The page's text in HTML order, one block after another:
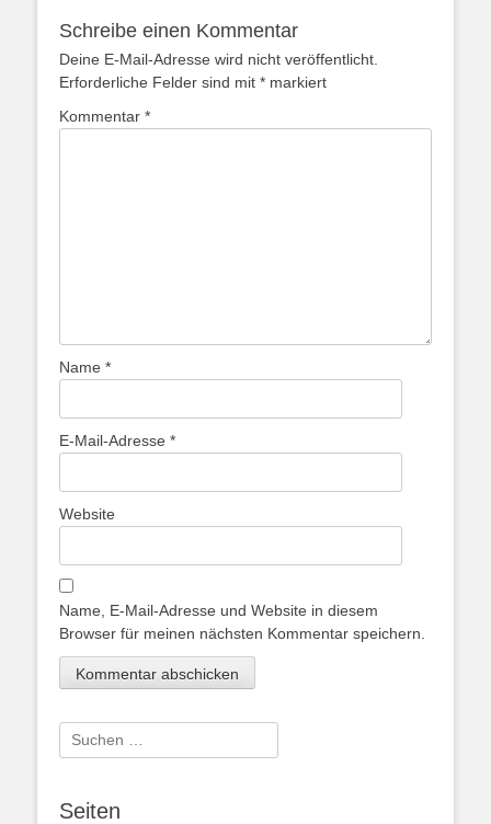
Schreibe einen Kommentar
Deine E-Mail-Adresse wird nicht veröffentlicht.
Erforderliche Felder sind mit * markiert
Kommentar *
Name *
E-Mail-Adresse *
Website
Name, E-Mail-Adresse und Website in diesem
Browser für meinen nächsten Kommentar speichern.
Suche
nach:
Seiten